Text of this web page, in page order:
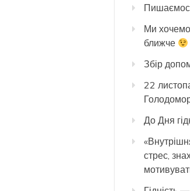
Ми
ближче
Збір
22
До Дня
стрес,